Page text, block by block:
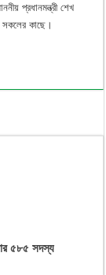
প্রধানমন্ত্রী শেখ
সকলের কাছে।
৫৮৫ সদস্য